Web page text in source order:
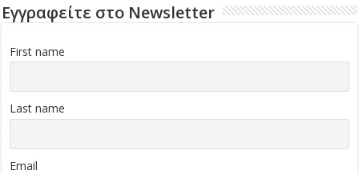
Εγγραφείτε στο Newsletter
First name
Last name
Email